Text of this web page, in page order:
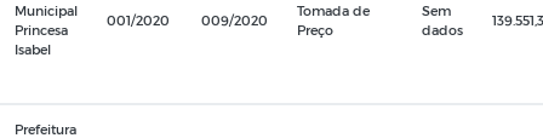
Municipal
Princesa
Isabel
001/2020 009/2020
Tomada de
Preço
Sem
dados
Prefeitura